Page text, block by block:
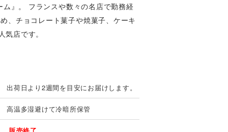
』。 フランスや数々の名店で勤務経
、チョコレート菓子や焼菓子、ケーキ
店です。
出荷日より2週間を目安にお届けします。
高温多湿避けて冷暗所保管